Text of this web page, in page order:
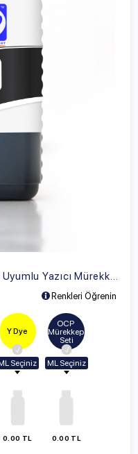
OCP HP Business Inkjet 2600dn Uyumlu Yazıcı Mürekkebi
Renkleri Öğrenin
Y Dye
Seçiniz
100ml
250ml
0.00 TL
OCP
Mürekkep
Seti
ML Seçiniz
100ml
250ml
0.00 TL